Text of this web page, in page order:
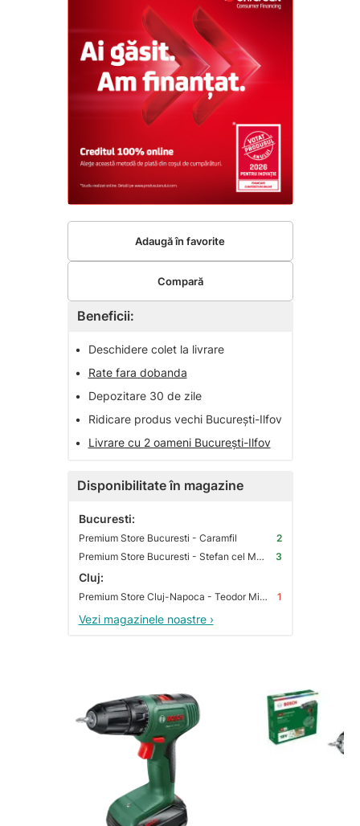
Beneficii:
•
Deschidere colet la livrare
•
Rate fara dobanda
•
Depozitare 30 de zile
•
Ridicare produs vechi București-Ilfov
•
Livrare cu 2 oameni București-Ilfov
Disponibilitate în magazine
Bucuresti:
Premium Store Bucuresti - Caramfil
2
Premium Store Bucuresti - Stefan cel Mare
3
Cluj:
Premium Store Cluj-Napoca - Teodor Mihali 1
Vezi magazinele noastre ›
Adaugă în favorite
Compară